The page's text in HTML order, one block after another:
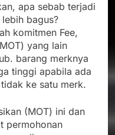
apa sebab terjadi
bagus?
komitmen Fee,
yang lain
barang merknya
tinggi apabila ada
ke satu merk.
(MOT) ini dan
permohonan